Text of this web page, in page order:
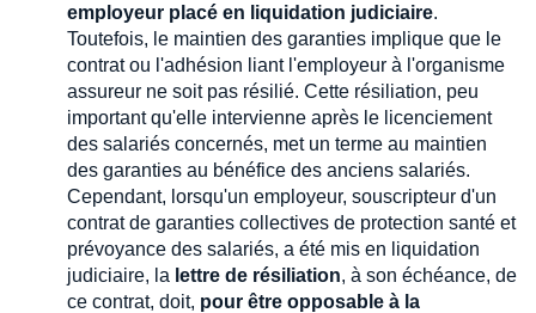
employeur placé en liquidation judiciaire.
Toutefois, le maintien des garanties implique que le
contrat ou l'adhésion liant l'employeur à l'organisme
assureur ne soit pas résilié. Cette résiliation, peu
important qu'elle intervienne après le licenciement
des salariés concernés, met un terme au maintien
des garanties au bénéfice des anciens salariés.
Cependant, lorsqu'un employeur, souscripteur d'un
contrat de garanties collectives de protection santé et
prévoyance des salariés, a été mis en liquidation
judiciaire, la lettre de résiliation, à son échéance, de
ce contrat, doit, pour être opposable à la